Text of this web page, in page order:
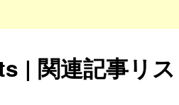
| 関連記事リ